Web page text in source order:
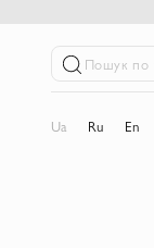
Пошук по
Ua Ru En